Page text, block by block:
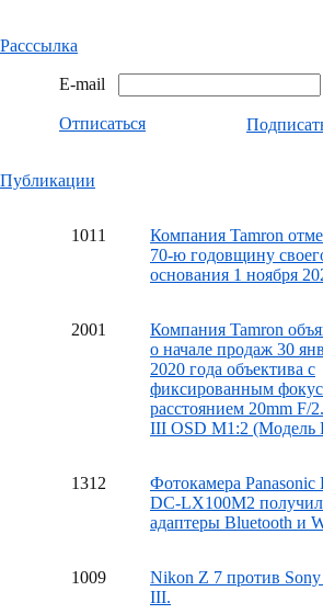
Расссылка
E-mail
Отписаться
Публикации
1011
Компания Tamron
70-ю годовщину
основания 1 ноября
2001
Компания Tamron
о начале продаж 30
2020 года объектива с
фиксированным
расстоянием 20mm F/
III OSD M1:2 (Модель
1312
Фотокамера Panasonic
DC-LX100M2
адаптеры Bluetooth и
1009
Nikon Z 7 против Sony
III.